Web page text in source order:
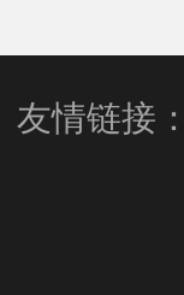
友情链接：